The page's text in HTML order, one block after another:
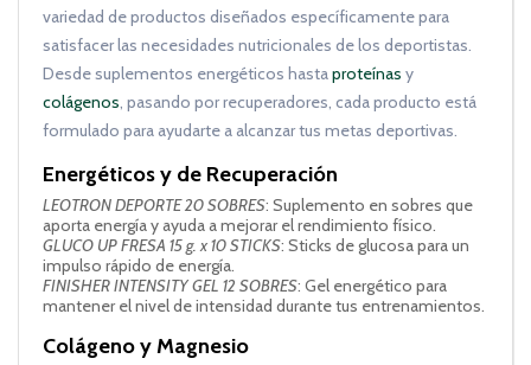
variedad de productos diseñados específicamente para
satisfacer las necesidades nutricionales de los deportistas.
Desde suplementos energéticos hastaproteínas y
colágenos, pasando por recuperadores, cada producto está
formulado para ayudarte a alcanzar tus metas deportivas.
Energéticos y de Recuperación
LEOTRON DEPORTE 20 SOBRES: Suplemento en sobres que
aporta energía y ayuda a mejorar el rendimiento físico.
GLUCO UP FRESA 15 g. x 10 STICKS: Sticks de glucosa para un
impulso rápido de energía.
FINISHER INTENSITY GEL 12 SOBRES: Gel energético para
mantener el nivel de intensidad durante tus entrenamientos.
Colágeno y Magnesio